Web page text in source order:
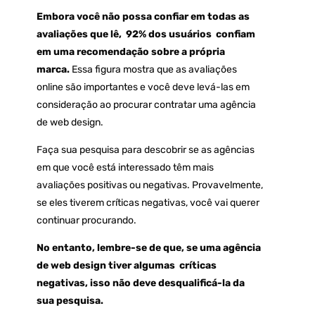
Embora você não possa confiar em todas as
avaliações que lê, 92% dos usuáriosconfiam
em uma recomendação sobre a própria
marca.Essa figura mostra que as avaliações
online são importantes e você deve levá-las em
consideração ao procurar contratar uma agência
de web design.
Faça sua pesquisa para descobrir se as agências
em que você está interessado têm mais
avaliações positivas ou negativas. Provavelmente,
se eles tiverem críticas negativas, você vai querer
continuar procurando.
No entanto, lembre-se de que, se uma agência
de web design tiver algumas críticas
negativas, isso não deve desqualificá-la da
sua pesquisa.